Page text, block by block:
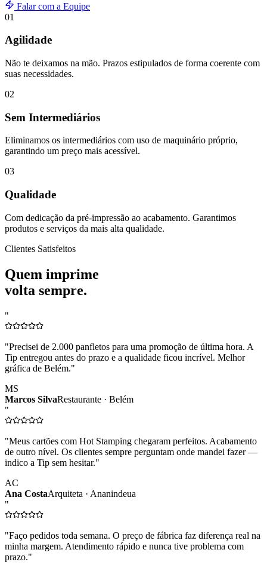
Falar com a Equipe
01
Agilidade
Não te deixamos na mão. Prazos estipulados de forma coerente com
suas necessidades.
02
Sem Intermediários
Eliminamos os intermediários com uso de maquinário próprio,
garantindo um preço mais acessível.
03
Qualidade
Com dedicação da pré-impressão ao acabamento. Garantimos
produtos e serviços da mais alta qualidade.
Clientes Satisfeitos
Quem imprime
volta sempre.
"
"Precisei de 2.000 panfletos para uma promoção de última hora. A
Tip entregou antes do prazo e a qualidade ficou incrível. Melhor
gráfica de Belém."
MS
Marcos SilvaRestaurante · Belém
"
"Meus cartões com Hot Stamping chegaram perfeitos. Acabamento
de outro nível. Os clientes sempre perguntam onde mandei fazer —
indico a Tip sem hesitar."
AC
Ana CostaArquiteta · Ananindeua
"
"Faço pedidos toda semana. O preço de fábrica faz diferença real na
minha margem. Atendimento rápido e nunca tive problema com
prazo."